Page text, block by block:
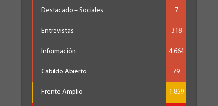
Destacado – Sociales 7
Entrevistas 318
Información 4.664
Cabildo Abierto 79
Frente Amplio 1.859